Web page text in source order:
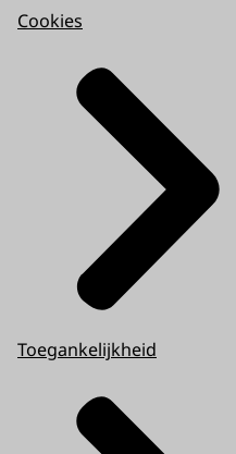
Cookies
Toegankelijkheid